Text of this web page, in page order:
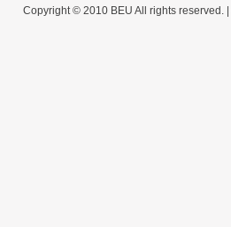
Copyright © 2010 BEU All rights reserved. |